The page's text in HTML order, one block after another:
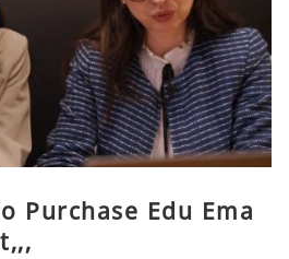
Purchase Edu Ema